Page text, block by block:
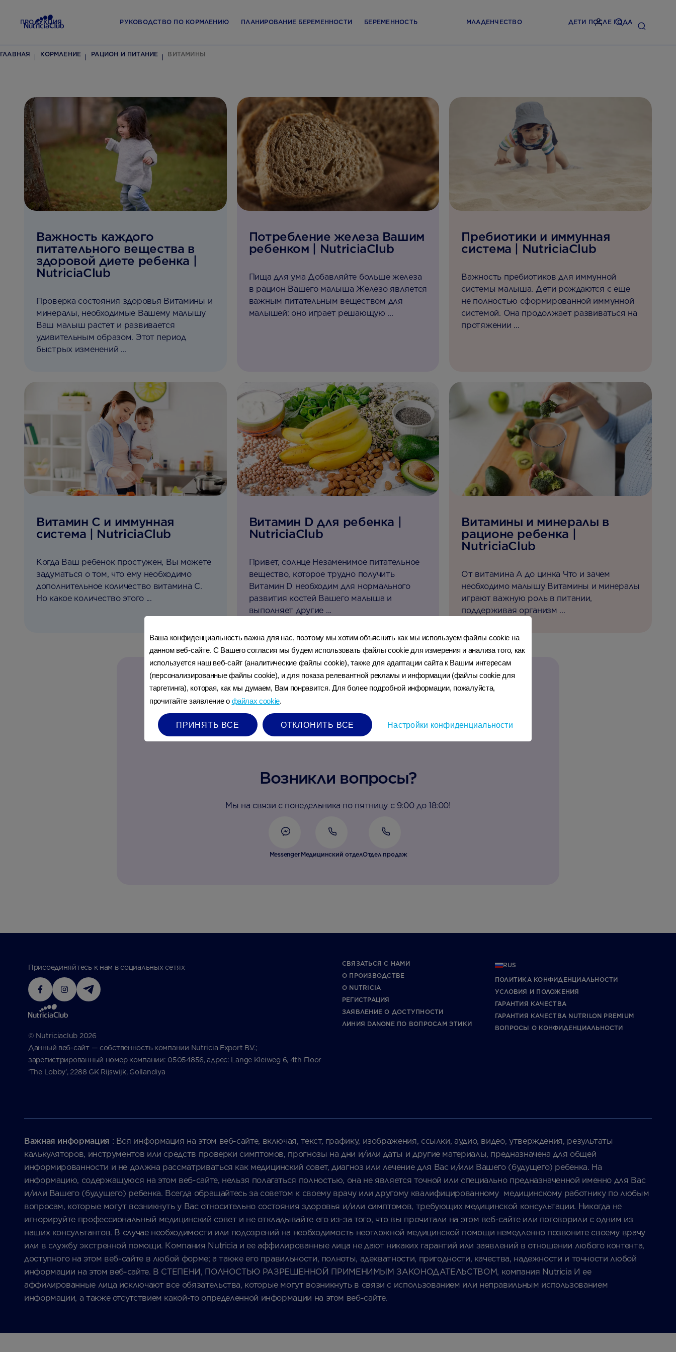
ПРОДУКЦИЯ РУКОВОДСТВО ПО КОРМЛЕНИЮ ПЛАНИРОВАНИЕ БЕРЕМЕННОСТИ БЕРЕМЕННОСТЬ МЛАДЕНЧЕСТВО ДЕТИ ПОСЛЕ ГОДА
ГЛАВНАЯ КОРМЛЕНИЕ РАЦИОН И ПИТАНИЕ ВИТАМИНЫ
Важность каждого
питательного вещества в
здоровой диете ребенка |
NutriciaClub
Проверка состояния здоровья Витамины и
минералы, необходимые Вашему малышу
Ваш малыш растет и развивается
удивительным образом. Этот период
быстрых изменений ...
Потребление железа Вашим
ребенком | NutriciaClub
Пища для ума Добавляйте больше железа
в рацион Вашего малыша Железо является
важным питательным веществом для
малышей: оно играет решающую ...
Пребиотики и иммунная
система | NutriciaClub
Важность пребиотиков для иммунной
системы малыша. Дети рождаются с еще
не полностью сформированной иммунной
системой. Она продолжает развиваться на
протяжении ...
Витамин C и иммунная
система | NutriciaClub
Когда Ваш ребенок простужен, Вы можете
задуматься о том, что ему необходимо
дополнительное количество витамина C.
Но какое количество этого ...
Витамин D для ребенка |
NutriciaClub
Привет, солнце Незаменимое питательное
вещество, которое трудно получить
Витамин D необходим для нормального
развития костей Вашего малыша и
выполняет другие ...
Витамины и минералы в
рационе ребенка |
NutriciaClub
От витамина А до цинка Что и зачем
необходимо малышу Витамины и минералы
играют важную роль в питании,
поддерживая организм ...
Возникли вопросы?
Мы на связи с понедельника по пятницу с 9:00 до 18:00!
Messenger Медицинский отделОтдел продаж
Присоединяйтесь к нам в социальных сетях
© Nutriciaclub 2026
Данный веб-сайт — собственность компании Nutricia Export B.V.;
зарегистрированный номер компании: 05054856, адрес: Lange Kleiweg 6, 4th Floor
‘The Lobby’, 2288 GK Rijswijk, Gollandiya
СВЯЗАТЬСЯ С НАМИ
О ПРОИЗВОДСТВЕ
О NUTRICIA
РЕГИСТРАЦИЯ
ЗАЯВЛЕНИЕ О ДОСТУПНОСТИ
ЛИНИЯ DANONE ПО ВОПРОСАМ ЭТИКИ
RUS
ПОЛИТИКА КОНФИДЕНЦИАЛЬНОСТИ
УCЛОВИЯ И ПОЛОЖЕНИЯ
ГАРАНТИЯ КАЧЕСТВА
ГАРАНТИЯ КАЧЕСТВА NUTRILON PREMIUM
ВОПРОСЫ О КОНФИДЕНЦИАЛЬНОСТИ
Важная информация : Вся информация на этом веб-сайте, включая, текст, графику, изображения, ссылки, аудио, видео, утверждения, результаты
калькуляторов, инструментов или средств проверки симптомов, прогнозы на дни и/или даты и другие материалы, предназначена для общей
информированности и не должна рассматриваться как медицинский совет, диагноз или лечение для Вас и/или Вашего (будущего) ребенка. На
информацию, содержащуюся на этом веб-сайте, нельзя полагаться полностью, она не является точной или специально предназначенной именно для Вас
и/или Вашего (будущего) ребенка. Всегда обращайтесь за советом к своему врачу или другому квалифицированному медицинскому работнику по любым
вопросам, которые могут возникнуть у Вас относительно состояния здоровья и/или симптомов, требующих медицинской консультации. Никогда не
игнорируйте профессиональный медицинский совет и не откладывайте его из-за того, что вы прочитали на этом веб-сайте или поговорили с одним из
наших консультантов. В случае необходимости или подозрений на необходимость неотложной медицинской помощи немедленно позвоните своему врачу
или в службу экстренной помощи. Компания Nutricia и ее аффилированные лица не дают никаких гарантий или заявлений в отношении любого контента,
доступного на этом веб-сайте в любой форме; а также его правильности, полноты, адекватности, пригодности, качества, надежности и точности любой
информации на этом веб-сайте. В СТЕПЕНИ, ПОЛНОСТЬЮ РАЗРЕШЕННОЙ ПРИМЕНИМЫМ ЗАКОНОДАТЕЛЬСТВОМ, компания Nutricia И ее
аффилированные лица исключают все обязательства, которые могут возникнуть в связи с использованием или неправильным использованием
информации, а также отсутствием какой-то определенной информации на этом веб-сайте.
Ваша конфиденциальность важна для нас, поэтому мы хотим объяснить как мы используем файлы cookie на
данном веб-сайте. С Вашего согласия мы будем использовать файлы cookie для измерения и анализа того, как
используется наш веб-сайт (аналитические файлы cookie), также для адаптации сайта к Вашим интересам
(персонализированные файлы cookie), и для показа релевантной рекламы и информации (файлы cookie для
таргетинга), которая, как мы думаем, Вам понравится. Для более подробной информации, пожалуйста,
прочитайте заявление о файлах cookie.
ПРИНЯТЬ ВСЕ ОТКЛОНИТЬ ВСЕ Настройки конфиденциальности